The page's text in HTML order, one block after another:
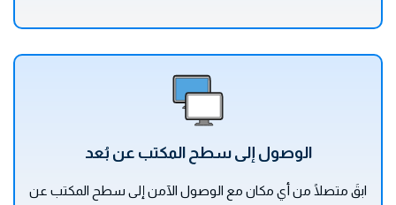
الوصول إلى سطح المكتب عن بُعد
ابقَ متصلًا من أي مكان مع الوصول الآمن إلى سطح المكتب عن